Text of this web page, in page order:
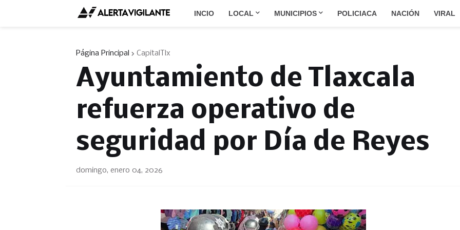
INCIO LOCAL MUNICIPIOS POLICIACA NACIÓN VIRAL
Página Principal CapitalTlx
Ayuntamiento de Tlaxcala
refuerza operativo de
seguridad por Día de Reyes
domingo, enero 04, 2026